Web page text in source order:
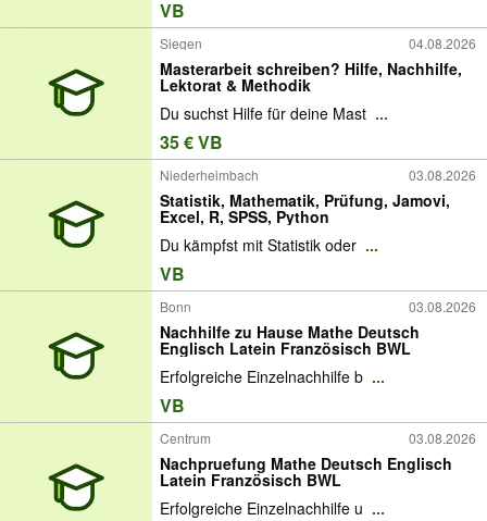
VB
Siegen 04.08.2026
Masterarbeit schreiben? Hilfe, Nachhilfe,
Lektorat & Methodik
Du suchst Hilfe für deine Mast ...
35 € VB
Niederheimbach 03.08.2026
Statistik, Mathematik, Prüfung, Jamovi,
Excel, R, SPSS, Python
Du kämpfst mit Statistik oder ...
VB
Bonn 03.08.2026
Nachhilfe zu Hause Mathe Deutsch
Englisch Latein Französisch BWL
Erfolgreiche Einzelnachhilfe b ...
VB
Centrum 03.08.2026
Nachpruefung Mathe Deutsch Englisch
Latein Französisch BWL
Erfolgreiche Einzelnachhilfe u ...